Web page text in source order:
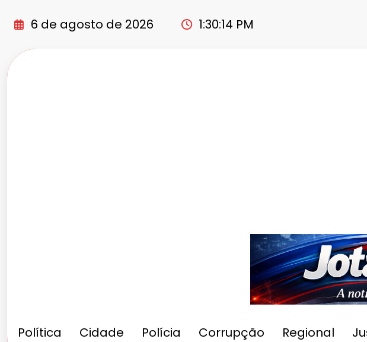
para
conteúdo
6 de agosto de 2026 1:30:15 PM
Política Cidade Polícia Corrupção Regional